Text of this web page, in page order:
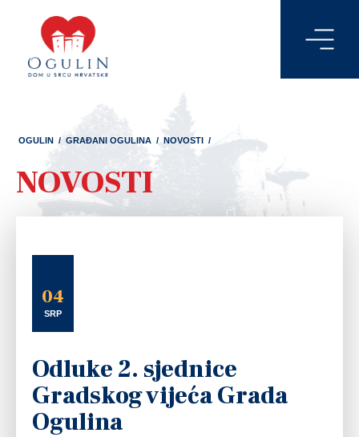
OGULIN / GRAĐANI OGULINA / NOVOSTI /
NOVOSTI
04
SRP
Odluke 2. sjednice
Gradskog vijeća Grada
Ogulina